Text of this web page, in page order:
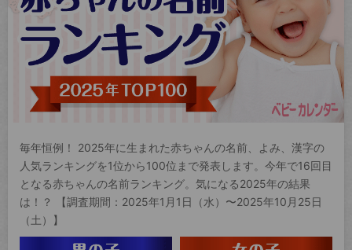
毎年恒例！ 2025年に生まれた赤ちゃんの名前、よみ、漢字の
人気ランキングを1位から100位まで発表します。今年で16回目
となる赤ちゃんの名前ランキング。気になる2025年の結果
は！？ 【調査期間：2025年1月1日（水）〜2025年10月25日
（土）】